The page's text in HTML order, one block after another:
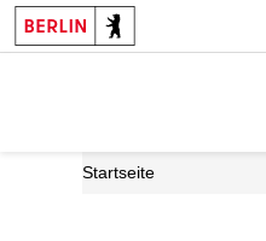
Startseite